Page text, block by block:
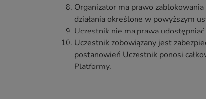
Organizator ma prawo
działania określone w powyższym
Uczestnik nie ma prawa
Uczestnik zobowiązany jest
postanowień Uczestnik ponosi
Platformy.